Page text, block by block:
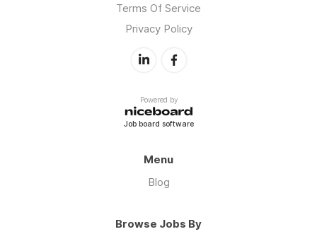
أخيرًا، إذا كان هناك أي تسرب للغاز أو غيره، يجب
إيقاف عمل المكيف فورًا واستدعاء فني صيانة مؤهل
خدمات الصيانة المنتظمة للمكيفات لضمان أدائها
شركة صيانة مكيفات بالجبيل
Terms Of Service
Privacy Policy
Powered by
Job board software
Menu
Blog
Browse Jobs By